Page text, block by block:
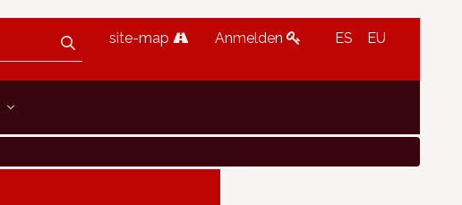
site-map Anmelden ES EU